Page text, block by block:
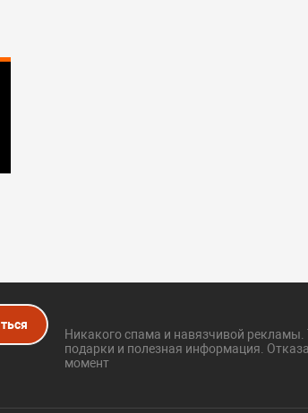
Никакого спама и навязчивой рекламы.
подарки и полезная информация.
момент